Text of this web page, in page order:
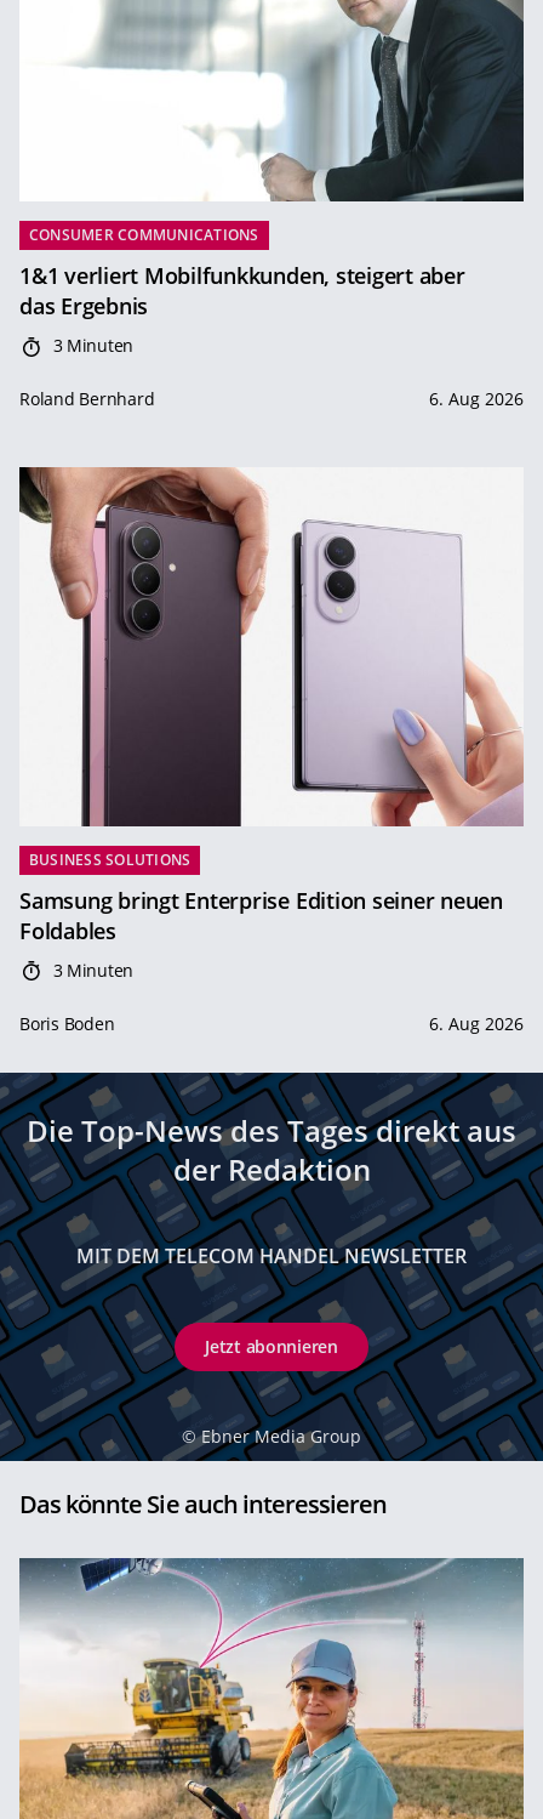
CONSUMER COMMUNICATIONS
1&1 verliert Mobilfunkkunden, steigert aber
das Ergebnis
3 Minuten
Roland Bernhard 6. Aug 2026
BUSINESS SOLUTIONS
Samsung bringt Enterprise Edition seiner neuen
Foldables
3 Minuten
Boris Boden 6. Aug 2026
Die Top-News des Tages direkt aus
der Redaktion
MIT DEM TELECOM HANDEL NEWSLETTER
Jetzt abonnieren
© Ebner Media Group
Das könnte Sie auch interessieren